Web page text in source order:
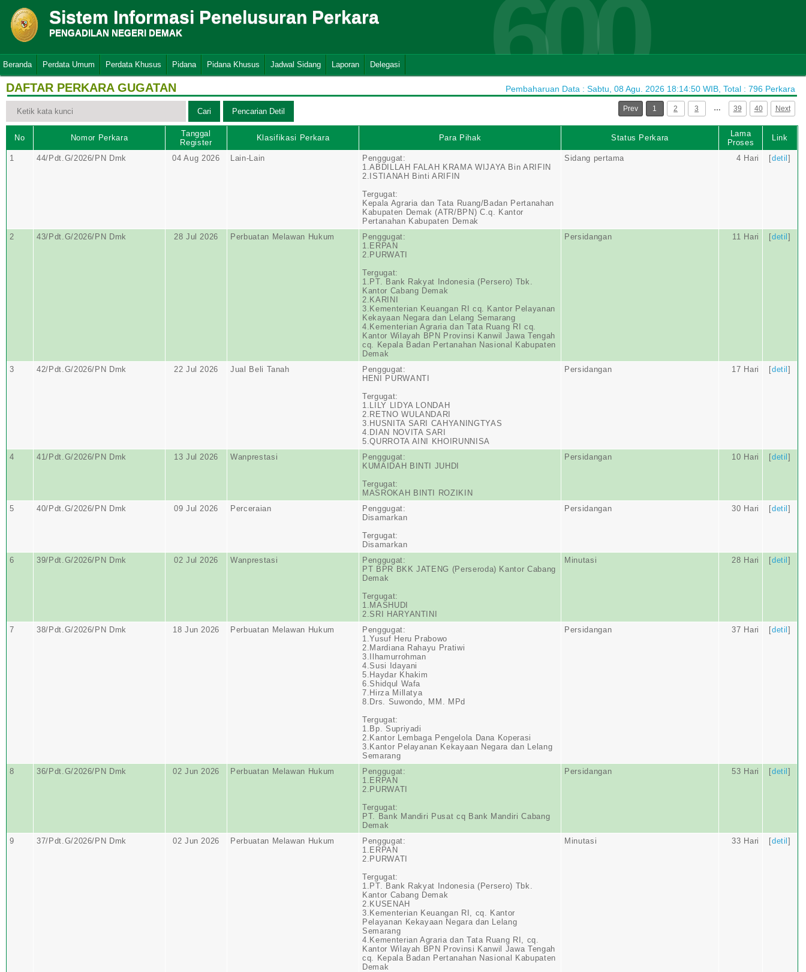
Sistem Informasi Penelusuran Perkara
PENGADILAN NEGERI DEMAK 600
Beranda Perdata Umum Perdata Khusus Pidana Pidana Khusus Jadwal Sidang Laporan Delegasi
DAFTAR PERKARA GUGATAN Pembaharuan Data : Sabtu, 08 Agu. 2026 18:14:50 WIB, Total : 796 Perkara
Prev 1 2 3 … 39 40 Next
No Nomor Perkara
Tanggal
Register
Klasifikasi Perkara Para Pihak Status Perkara
Lama
Proses
Link
1 44/Pdt.G/2026/PN Dmk 04 Aug 2026 Lain-Lain
Penggugat:
1.ABDILLAH FALAH KRAMA WIJAYA Bin ARIFIN
2.ISTIANAH Binti ARIFIN
Tergugat:
Kepala Agraria dan Tata Ruang/Badan Pertanahan
Kabupaten Demak (ATR/BPN) C.q. Kantor
Pertanahan Kabupaten Demak
Sidang pertama 4 Hari [detil]
2 43/Pdt.G/2026/PN Dmk 28 Jul 2026 Perbuatan Melawan Hukum
Penggugat:
1.ERPAN
2.PURWATI
Tergugat:
1.PT. Bank Rakyat Indonesia (Persero) Tbk.
Kantor Cabang Demak
2.KARINI
3.Kementerian Keuangan RI cq. Kantor Pelayanan
Kekayaan Negara dan Lelang Semarang
4.Kementerian Agraria dan Tata Ruang RI cq.
Kantor Wilayah BPN Provinsi Kanwil Jawa Tengah
cq. Kepala Badan Pertanahan Nasional Kabupaten
Demak
Persidangan 11 Hari [detil]
3 42/Pdt.G/2026/PN Dmk 22 Jul 2026 Jual Beli Tanah
Penggugat:
HENI PURWANTI
Tergugat:
1.LILY LIDYA LONDAH
2.RETNO WULANDARI
3.HUSNITA SARI CAHYANINGTYAS
4.DIAN NOVITA SARI
5.QURROTA AINI KHOIRUNNISA
Persidangan 17 Hari [detil]
4 41/Pdt.G/2026/PN Dmk 13 Jul 2026 Wanprestasi
Penggugat:
KUMAIDAH BINTI JUHDI
Tergugat:
MASROKAH BINTI ROZIKIN
Persidangan 10 Hari [detil]
5 40/Pdt.G/2026/PN Dmk 09 Jul 2026 Perceraian
Penggugat:
Disamarkan
Tergugat:
Disamarkan
Persidangan 30 Hari [detil]
6 39/Pdt.G/2026/PN Dmk 02 Jul 2026 Wanprestasi
Penggugat:
PT BPR BKK JATENG (Perseroda) Kantor Cabang
Demak
Tergugat:
1.MASHUDI
2.SRI HARYANTINI
Minutasi 28 Hari [detil]
7 38/Pdt.G/2026/PN Dmk 18 Jun 2026 Perbuatan Melawan Hukum
Penggugat:
1.Yusuf Heru Prabowo
2.Mardiana Rahayu Pratiwi
3.Ilhamurrohman
4.Susi Idayani
5.Haydar Khakim
6.Shidqul Wafa
7.Hirza Millatya
8.Drs. Suwondo, MM. MPd
Tergugat:
1.Bp. Supriyadi
2.Kantor Lembaga Pengelola Dana Koperasi
3.Kantor Pelayanan Kekayaan Negara dan Lelang
Semarang
Persidangan 37 Hari [detil]
8 36/Pdt.G/2026/PN Dmk 02 Jun 2026 Perbuatan Melawan Hukum
Penggugat:
1.ERPAN
2.PURWATI
Tergugat:
PT. Bank Mandiri Pusat cq Bank Mandiri Cabang
Demak
Persidangan 53 Hari [detil]
9 37/Pdt.G/2026/PN Dmk 02 Jun 2026 Perbuatan Melawan Hukum
Penggugat:
1.ERPAN
2.PURWATI
Tergugat:
1.PT. Bank Rakyat Indonesia (Persero) Tbk.
Kantor Cabang Demak
2.KUSENAH
3.Kementerian Keuangan RI, cq. Kantor
Pelayanan Kekayaan Negara dan Lelang
Semarang
4.Kementerian Agraria dan Tata Ruang RI, cq.
Kantor Wilayah BPN Provinsi Kanwil Jawa Tengah
cq. Kepala Badan Pertanahan Nasional Kabupaten
Demak
Minutasi 33 Hari [detil]